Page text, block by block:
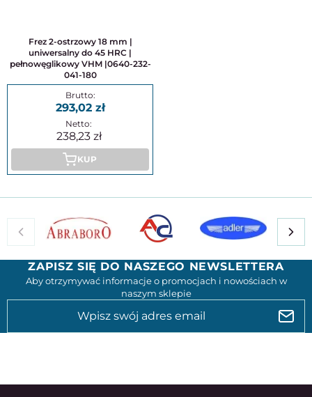
Frez 2-ostrzowy 18 mm |
uniwersalny do 45 HRC |
pełnowęglikowy VHM |0640-232-
041-180
293,02
238,23
KUP
ZAPISZ SIĘ DO NASZEGO NEWSLETTERA
Aby otrzymywać informacje o promocjach i nowościach w
naszym sklepie